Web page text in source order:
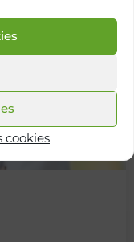
cookies